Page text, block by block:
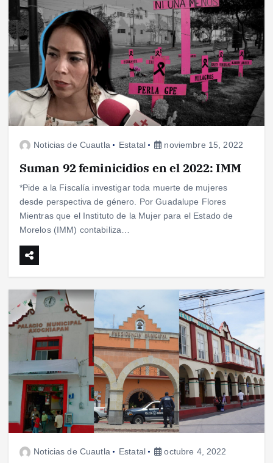
Noticias de Cuautla Estatal noviembre 15, 2022
Suman 92 feminicidios en el 2022: IMM
*Pide a la Fiscalía investigar toda muerte de mujeres
desde perspectiva de género. Por Guadalupe Flores
Mientras que el Instituto de la Mujer para el Estado de
Morelos (IMM) contabiliza…
Noticias de Cuautla Estatal octubre 4, 2022